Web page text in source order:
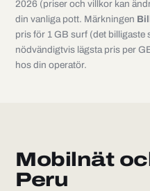
2026 (priser och villkor kan
din vanliga pott. Märkningen
pris för 1 GB surf (det billigaste
nödvändigtvis lägsta pris per
hos din operatör.
Mobilnät
Peru